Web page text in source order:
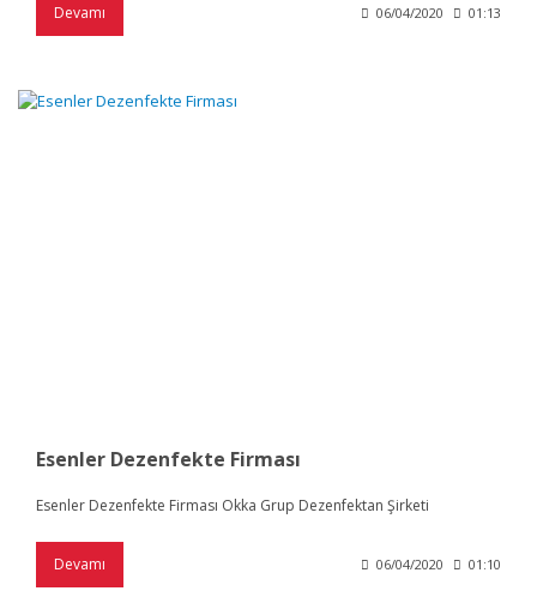
Devamı 06/04/2020 01:13
Esenler Dezenfekte Firması
Esenler Dezenfekte Firması Okka Grup Dezenfektan Şirketi
Devamı 06/04/2020 01:10